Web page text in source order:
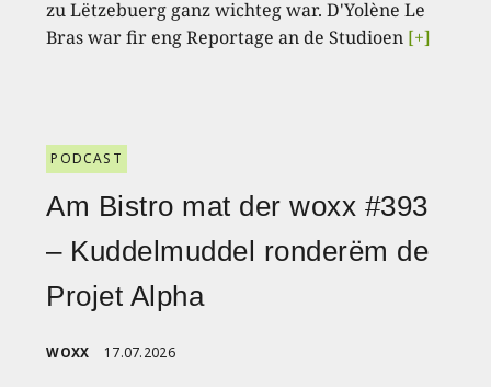
zu Lëtzebuerg ganz wichteg war. D'Yolène Le
Bras war fir eng Reportage an de Studioen [+]
PODCAST
Am Bistro mat der woxx #393
– Kuddelmuddel ronderëm de
Projet Alpha
WOXX 17.07.2026